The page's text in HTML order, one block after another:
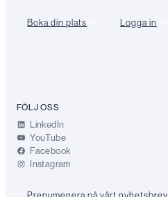
Boka din plats Logga in
FÖLJ OSS
LinkedIn
YouTube
Facebook
Instagram
Prenumenera på vårt nyhetsbrev